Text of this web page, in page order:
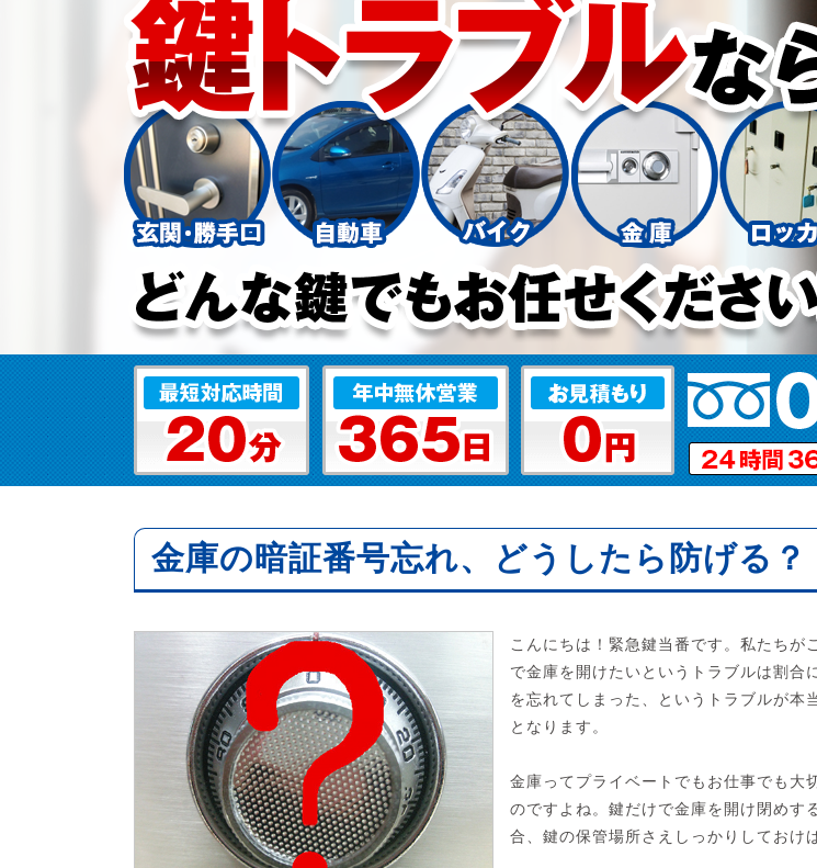
金庫の暗証番号忘れ、どうしたら防げる？
こんにちは！緊急鍵当番です。私たちが
で金庫を開けたいというトラブルは割合
を忘れてしまった、というトラブルが本
となります。
金庫ってプライベートでもお仕事でも大
のですよね。鍵だけで金庫を開け閉めす
合、鍵の保管場所さえしっかりしておけ